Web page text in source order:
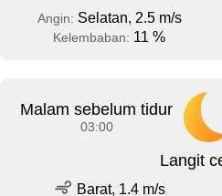
Angin: Selatan, 2.5 m/s
Kelembaban: 11 %
Malam sebelum tidur
03:00
Langit
Barat, 1.4 m/s